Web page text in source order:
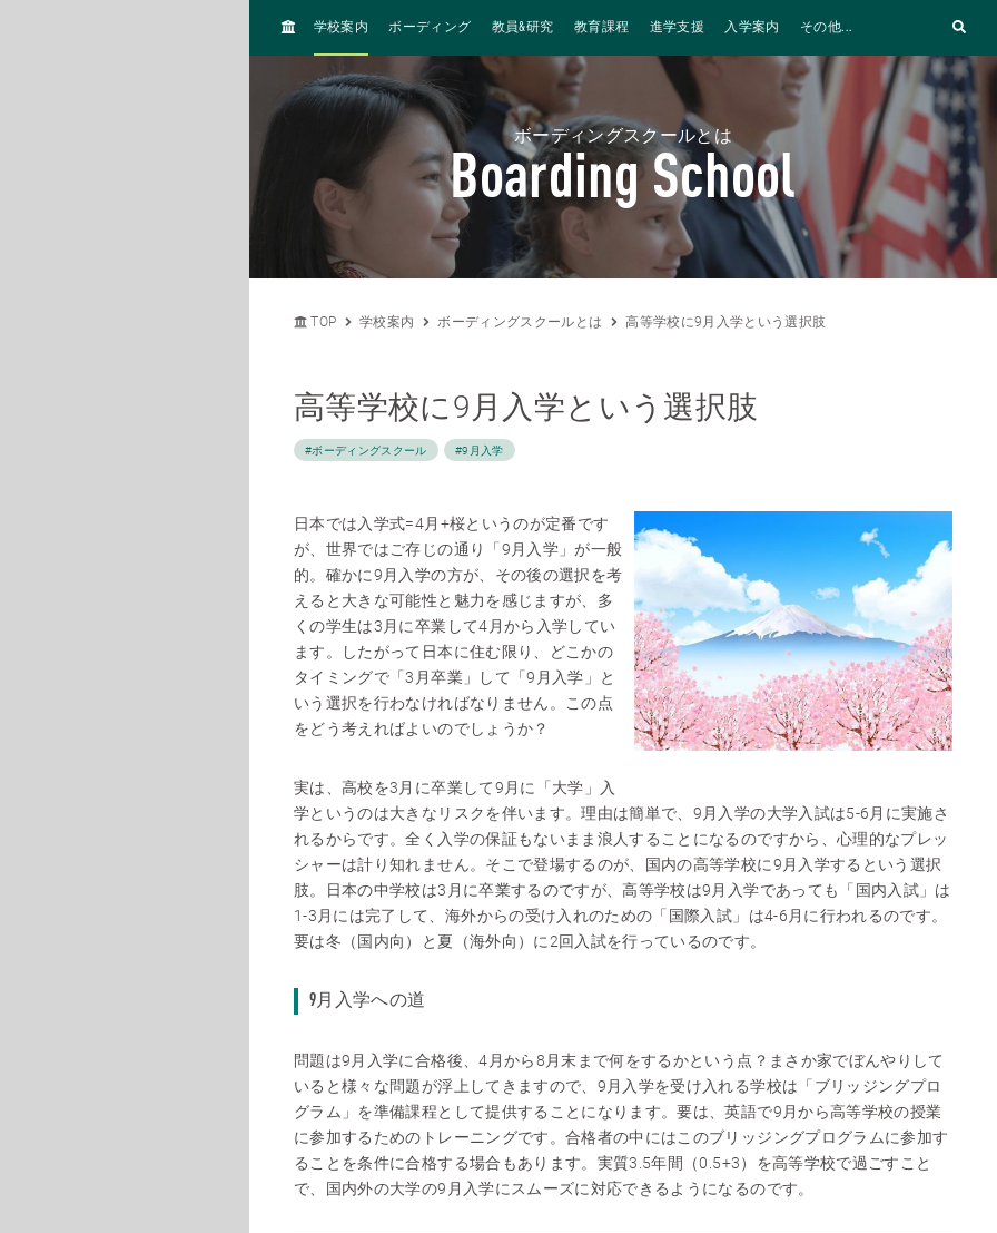
H
M
学校案内 ボーディング 教員&研究 教育課程 進学支援 入学案内 その他...
ボーディングスクールとは
Boarding School
TOP 学校案内 ボーディングスクールとは 高等学校に9月入学という選択肢
高等学校に9月入学という選択肢
#ボーディングスクール #9月入学
日本では入学式=4月+桜というのが定番です
が、世界ではご存じの通り「9月入学」が一般
的。確かに9月入学の方が、その後の選択を考
えると大きな可能性と魅力を感じますが、多
くの学生は3月に卒業して4月から入学してい
ます。したがって日本に住む限り、どこかの
タイミングで「3月卒業」して「9月入学」と
いう選択を行わなければなりません。この点
をどう考えればよいのでしょうか？
実は、高校を3月に卒業して9月に「大学」入
学というのは大きなリスクを伴います。理由は簡単で、9月入学の大学入試は5-6月に実施さ
れるからです。全く入学の保証もないまま浪人することになるのですから、心理的なプレッ
シャーは計り知れません。そこで登場するのが、国内の高等学校に9月入学するという選択
肢。日本の中学校は3月に卒業するのですが、高等学校は9月入学であっても「国内入試」は
1-3月には完了して、海外からの受け入れのための「国際入試」は4-6月に行われるのです。
要は冬（国内向）と夏（海外向）に2回入試を行っているのです。
9月入学への道
問題は9月入学に合格後、4月から8月末まで何をするかという点？まさか家でぼんやりして
いると様々な問題が浮上してきますので、9月入学を受け入れる学校は「ブリッジングプロ
グラム」を準備課程として提供することになります。要は、英語で9月から高等学校の授業
に参加するためのトレーニングです。合格者の中にはこのブリッジングプログラムに参加す
ることを条件に合格する場合もあります。実質3.5年間（0.5+3）を高等学校で過ごすこと
で、国内外の大学の9月入学にスムーズに対応できるようになるのです。